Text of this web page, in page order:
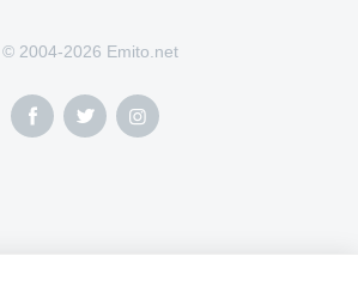
© 2004-2026 Emito.net